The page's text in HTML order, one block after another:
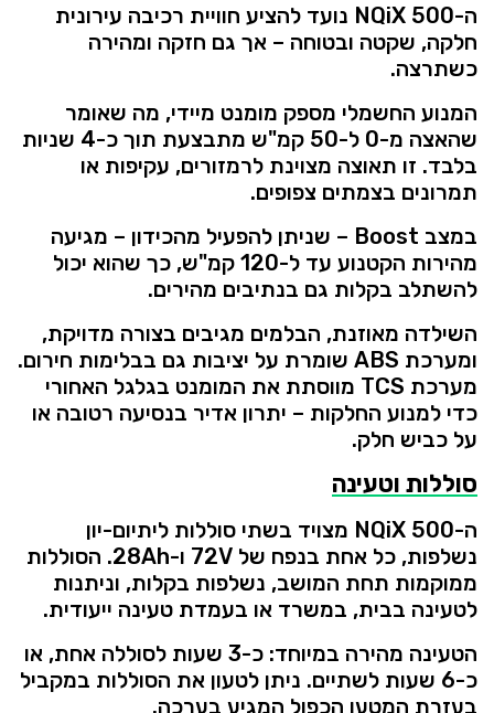
ה- NQiX 500 נועד להציע חוויית רכיבה עירונית
חלקה, שקטה ובטוחה – אך גם חזקה ומהירה
כשתרצה.
המנוע החשמלי מספק מומנט מיידי, מה שאומר
שהאצה מ-0 ל-50 קמ"ש מתבצעת תוך כ-4 שניות
בלבד. זו תאוצה מצוינת לרמזורים, עקיפות או
תמרונים בצמתים צפופים.
במצב Boost – שניתן להפעיל מהכידון – מגיעה
מהירות הקטנוע עד ל-120 קמ"ש, כך שהוא יכול
להשתלב בקלות גם בנתיבים מהירים.
השילדה מאוזנת, הבלמים מגיבים בצורה מדויקת,
ומערכת ABS שומרת על יציבות גם בבלימות חירום.
מערכת TCS מווסתת את המומנט בגלגל האחורי
כדי למנוע החלקות – יתרון אדיר בנסיעה רטובה או
על כביש חלק.
סוללות וטעינה
ה- NQiX 500 מצויד בשתי סוללות ליתיום-יון
נשלפות, כל אחת בנפח של 72V ו-28Ah. הסוללות
ממוקמות תחת המושב, נשלפות בקלות, וניתנות
לטעינה בבית, במשרד או בעמדת טעינה ייעודית.
הטעינה מהירה במיוחד: כ-3 שעות לסוללה אחת, או
כ-6 שעות לשתיים. ניתן לטעון את הסוללות במקביל
בעזרת המטען הכפול המגיע בערכה.